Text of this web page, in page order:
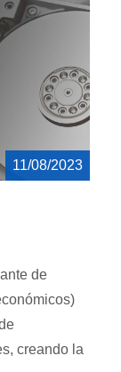
11/08/2023
de
creando la